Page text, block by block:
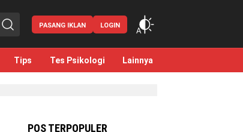
PASANG IKLAN LOGIN
Tips Tes Psikologi Lainnya
POS TERPOPULER